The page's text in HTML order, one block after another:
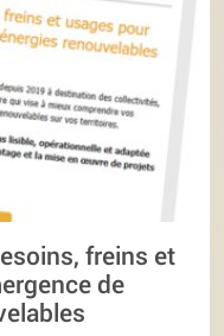
freins et
de